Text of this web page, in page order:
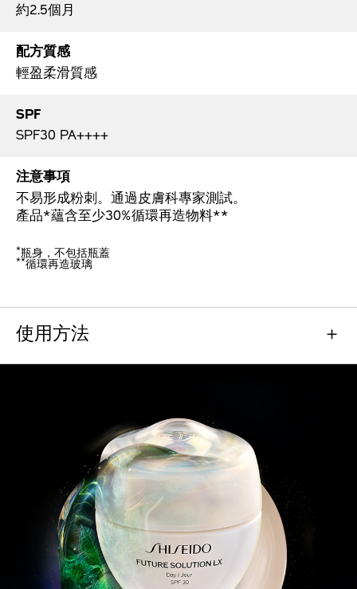
約2.5個月
配方質感
輕盈柔滑質感
SPF
SPF30 PA++++
注意事項
不易形成粉刺。通過皮膚科專家測試。
產品*蘊含至少30%循環再造物料**
*瓶身，不包括瓶蓋
**循環再造玻璃
使用方法